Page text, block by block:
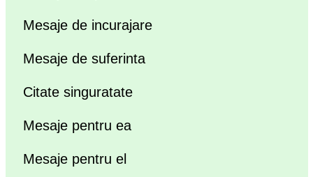
Mesaje de incurajare
Mesaje de suferinta
Citate singuratate
Mesaje pentru ea
Mesaje pentru el